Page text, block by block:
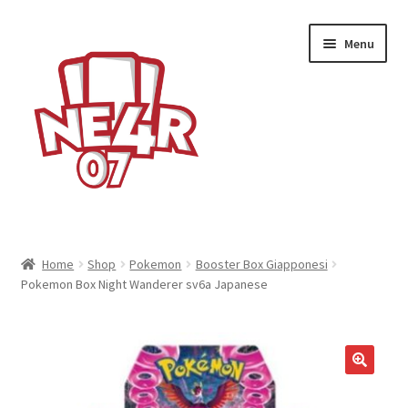
navigazione
contenuto
Menu
Pokemon
child
il
menu
Espandi
Home Shop Pokemon
Booster Box Giapponesi
Pokemon Box Night Wanderer sv6a Japanese